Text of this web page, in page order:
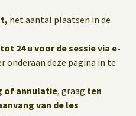
het aantal plaatsen in de
tot 24 u voor de sessie via e-
onderaan deze pagina in te
of annulatie, graag ten
van de les